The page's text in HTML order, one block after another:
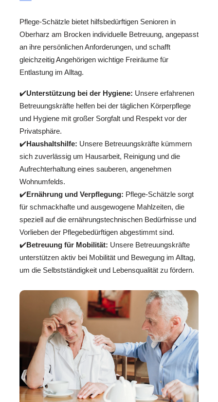
Pflege-Schätzle bietet hilfsbedürftigen Senioren in
Oberharz am Brocken individuelle Betreuung, angepasst
an ihre persönlichen Anforderungen, und schafft
gleichzeitig Angehörigen wichtige Freiräume für
Entlastung im Alltag.
✔️Unterstützung bei der Hygiene: Unsere erfahrenen
Betreuungskräfte helfen bei der täglichen Körperpflege
und Hygiene mit großer Sorgfalt und Respekt vor der
Privatsphäre.
✔️Haushaltshilfe: Unsere Betreuungskräfte kümmern
sich zuverlässig um Hausarbeit, Reinigung und die
Aufrechterhaltung eines sauberen, angenehmen
Wohnumfelds.
✔️Ernährung und Verpflegung: Pflege-Schätzle sorgt
für schmackhafte und ausgewogene Mahlzeiten, die
speziell auf die ernährungstechnischen Bedürfnisse und
Vorlieben der Pflegebedürftigen abgestimmt sind.
✔️Betreuung für Mobilität: Unsere Betreuungskräfte
unterstützen aktiv bei Mobilität und Bewegung im Alltag,
um die Selbstständigkeit und Lebensqualität zu fördern.